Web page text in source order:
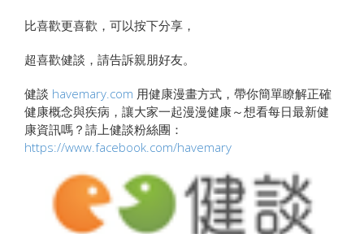
比喜歡更喜歡，可以按下分享，
超喜歡健談，請告訴親朋好友。
健談 havemary.com 用健康漫畫方式，帶你簡單瞭解正確
健康概念與疾病，讓大家一起漫漫健康～想看每日最新健
康資訊嗎？請上健談粉絲團：
https://www.facebook.com/havemary